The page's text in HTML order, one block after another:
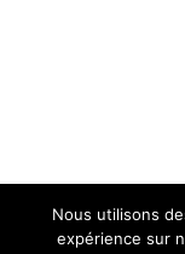
Nous utilisons
expérience sur